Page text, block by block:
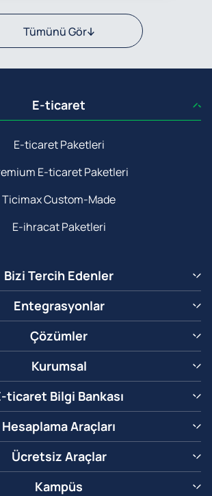
Tümünü Gör
E-ticaret
E-ticaret Paketleri
E-ticaret Paketleri
Ticimax Custom-Made
E-ihracat Paketleri
Bizi Tercih Edenler
Entegrasyonlar
Çözümler
Kurumsal
ticaret Bilgi Bankası
Hesaplama Araçları
Ücretsiz Araçlar
Kampüs